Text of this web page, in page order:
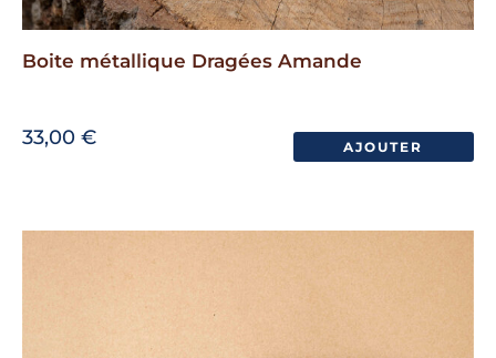
Boite métallique Dragées Amande
33,00 € AJOUTER